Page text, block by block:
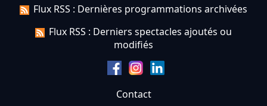
Flux RSS : Dernières programmations archivées
Flux RSS : Derniers spectacles ajoutés ou
modifiés
Contact